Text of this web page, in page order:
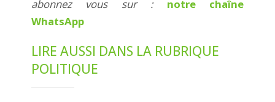
abonnez vous sur : notre chaîne
WhatsApp
LIRE AUSSI DANS LA RUBRIQUE
POLITIQUE